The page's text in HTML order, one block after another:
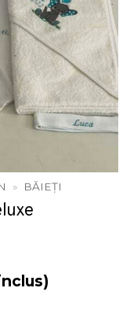
» BĂIEȚI